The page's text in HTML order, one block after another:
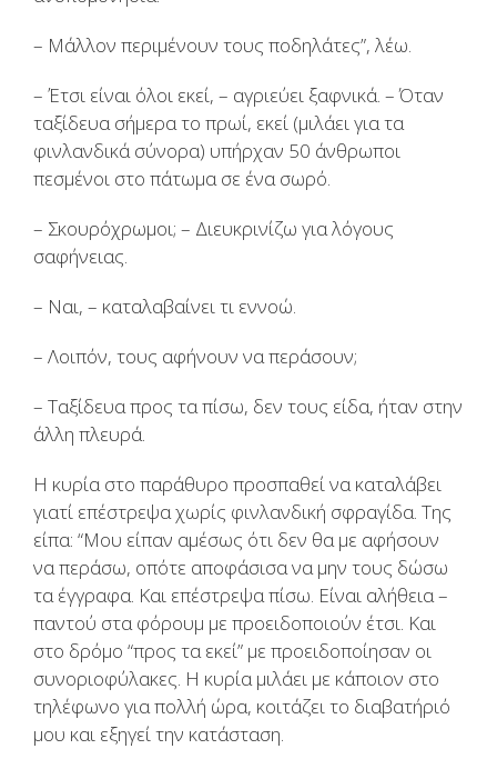
– Μάλλον περιμένουν τους ποδηλάτες”, λέω.
– Έτσι είναι όλοι εκεί, – αγριεύει ξαφνικά. – Όταν
ταξίδευα σήμερα το πρωί, εκεί (μιλάει για τα
φινλανδικά σύνορα) υπήρχαν 50 άνθρωποι
πεσμένοι στο πάτωμα σε ένα σωρό.
– Σκουρόχρωμοι; – Διευκρινίζω για λόγους
σαφήνειας.
– Ναι, – καταλαβαίνει τι εννοώ.
– Λοιπόν, τους αφήνουν να περάσουν;
– Ταξίδευα προς τα πίσω, δεν τους είδα, ήταν στην
άλλη πλευρά.
Η κυρία στο παράθυρο προσπαθεί να καταλάβει
γιατί επέστρεψα χωρίς φινλανδική σφραγίδα. Της
είπα: “Μου είπαν αμέσως ότι δεν θα με αφήσουν
να περάσω, οπότε αποφάσισα να μην τους δώσω
τα έγγραφα. Και επέστρεψα πίσω. Είναι αλήθεια –
παντού στα φόρουμ με προειδοποιούν έτσι. Και
στο δρόμο “προς τα εκεί” με προειδοποίησαν οι
συνοριοφύλακες. Η κυρία μιλάει με κάποιον στο
τηλέφωνο για πολλή ώρα, κοιτάζει το διαβατήριό
μου και εξηγεί την κατάσταση.